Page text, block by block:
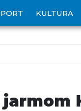
KULTURA